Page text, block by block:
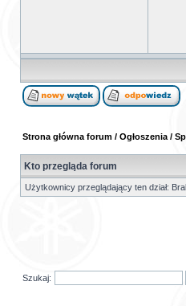
Strona główna forum / Ogłoszenia /
Kto przegląda forum
Użytkownicy przeglądający ten dział:
Szukaj: